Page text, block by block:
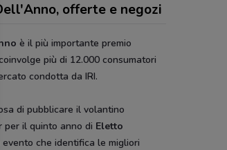
offerte e negozi
è il più importante premio
più di 12.000 consumatori
condotta da IRI.
di pubblicare il volantino
per il quinto anno di Eletto
evento che identifica le migliori